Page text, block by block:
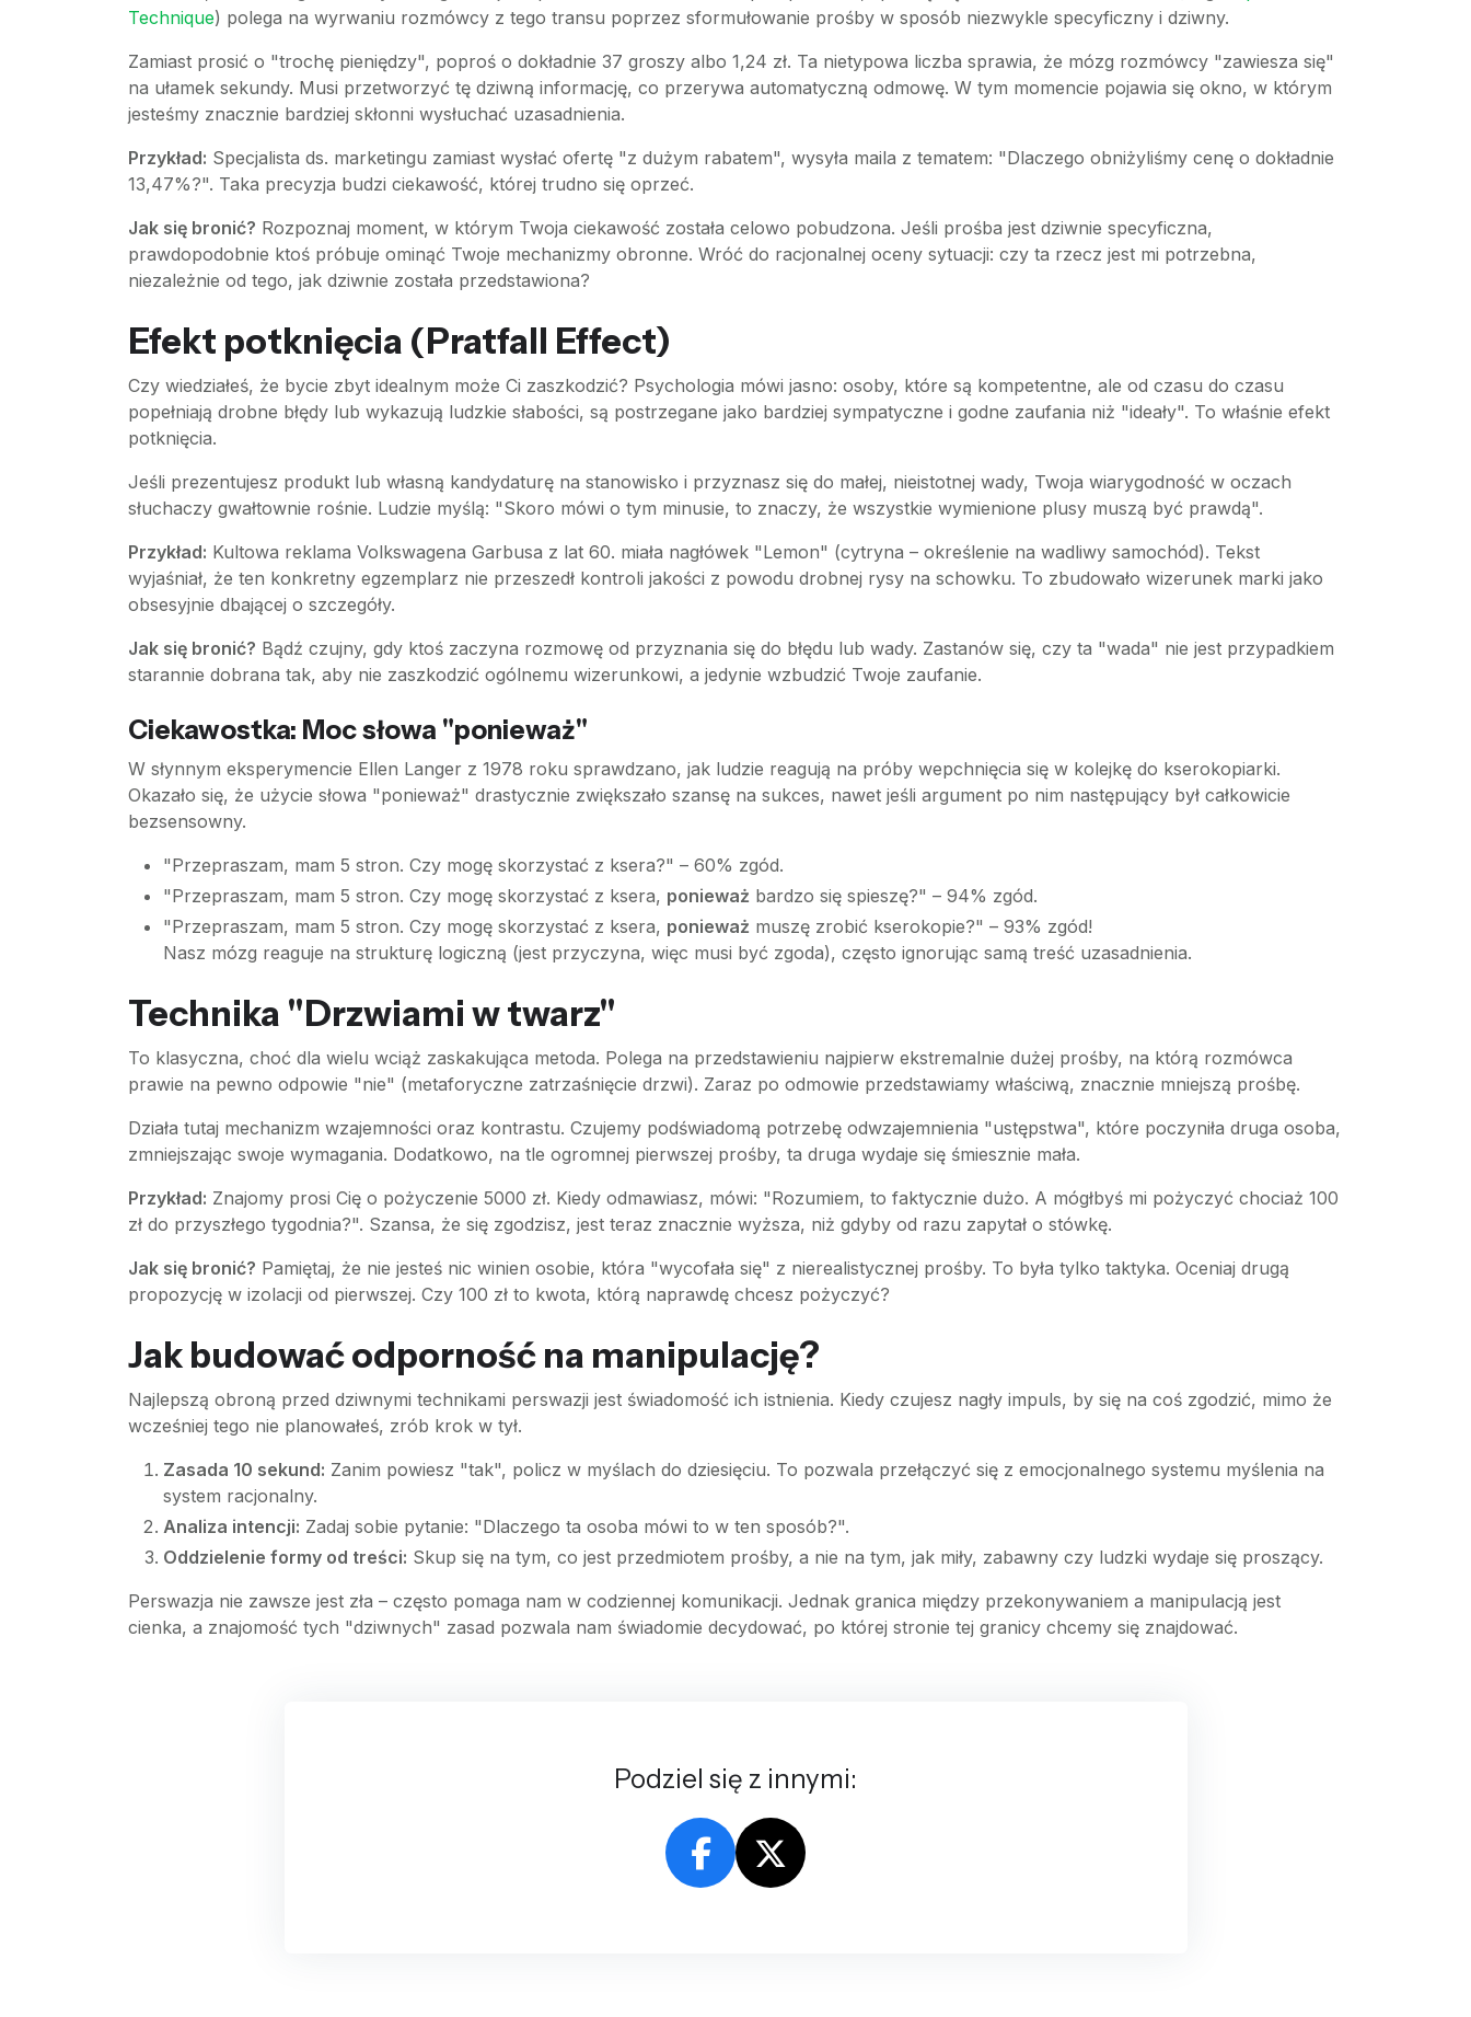
Technique) polega na wyrwaniu rozmówcy z tego transu poprzez sformułowanie prośby w sposób niezwykle specyficzny i dziwny.
Zamiast prosić o "trochę pieniędzy", poproś o dokładnie 37 groszy albo 1,24 zł. Ta nietypowa liczba sprawia, że mózg rozmówcy "zawiesza się"
na ułamek sekundy. Musi przetworzyć tę dziwną informację, co przerywa automatyczną odmowę. W tym momencie pojawia się okno, w którym
jesteśmy znacznie bardziej skłonni wysłuchać uzasadnienia.
Przykład: Specjalista ds. marketingu zamiast wysłać ofertę "z dużym rabatem", wysyła maila z tematem: "Dlaczego obniżyliśmy cenę o dokładnie
13,47%?". Taka precyzja budzi ciekawość, której trudno się oprzeć.
Jak się bronić? Rozpoznaj moment, w którym Twoja ciekawość została celowo pobudzona. Jeśli prośba jest dziwnie specyficzna,
prawdopodobnie ktoś próbuje ominąć Twoje mechanizmy obronne. Wróć do racjonalnej oceny sytuacji: czy ta rzecz jest mi potrzebna,
niezależnie od tego, jak dziwnie została przedstawiona?
Efekt potknięcia (Pratfall Effect)
Czy wiedziałeś, że bycie zbyt idealnym może Ci zaszkodzić? Psychologia mówi jasno: osoby, które są kompetentne, ale od czasu do czasu
popełniają drobne błędy lub wykazują ludzkie słabości, są postrzegane jako bardziej sympatyczne i godne zaufania niż "ideały". To właśnie efekt
potknięcia.
Jeśli prezentujesz produkt lub własną kandydaturę na stanowisko i przyznasz się do małej, nieistotnej wady, Twoja wiarygodność w oczach
słuchaczy gwałtownie rośnie. Ludzie myślą: "Skoro mówi o tym minusie, to znaczy, że wszystkie wymienione plusy muszą być prawdą".
Przykład: Kultowa reklama Volkswagena Garbusa z lat 60. miała nagłówek "Lemon" (cytryna – określenie na wadliwy samochód). Tekst
wyjaśniał, że ten konkretny egzemplarz nie przeszedł kontroli jakości z powodu drobnej rysy na schowku. To zbudowało wizerunek marki jako
obsesyjnie dbającej o szczegóły.
Jak się bronić? Bądź czujny, gdy ktoś zaczyna rozmowę od przyznania się do błędu lub wady. Zastanów się, czy ta "wada" nie jest przypadkiem
starannie dobrana tak, aby nie zaszkodzić ogólnemu wizerunkowi, a jedynie wzbudzić Twoje zaufanie.
Ciekawostka: Moc słowa "ponieważ"
W słynnym eksperymencie Ellen Langer z 1978 roku sprawdzano, jak ludzie reagują na próby wepchnięcia się w kolejkę do kserokopiarki.
Okazało się, że użycie słowa "ponieważ" drastycznie zwiększało szansę na sukces, nawet jeśli argument po nim następujący był całkowicie
bezsensowny.
"Przepraszam, mam 5 stron. Czy mogę skorzystać z ksera?" – 60% zgód.
"Przepraszam, mam 5 stron. Czy mogę skorzystać z ksera, ponieważ bardzo się spieszę?" – 94% zgód.
"Przepraszam, mam 5 stron. Czy mogę skorzystać z ksera, ponieważ muszę zrobić kserokopie?" – 93% zgód!
Nasz mózg reaguje na strukturę logiczną (jest przyczyna, więc musi być zgoda), często ignorując samą treść uzasadnienia.
Technika "Drzwiami w twarz"
To klasyczna, choć dla wielu wciąż zaskakująca metoda. Polega na przedstawieniu najpierw ekstremalnie dużej prośby, na którą rozmówca
prawie na pewno odpowie "nie" (metaforyczne zatrzaśnięcie drzwi). Zaraz po odmowie przedstawiamy właściwą, znacznie mniejszą prośbę.
Działa tutaj mechanizm wzajemności oraz kontrastu. Czujemy podświadomą potrzebę odwzajemnienia "ustępstwa", które poczyniła druga osoba,
zmniejszając swoje wymagania. Dodatkowo, na tle ogromnej pierwszej prośby, ta druga wydaje się śmiesznie mała.
Przykład: Znajomy prosi Cię o pożyczenie 5000 zł. Kiedy odmawiasz, mówi: "Rozumiem, to faktycznie dużo. A mógłbyś mi pożyczyć chociaż 100
zł do przyszłego tygodnia?". Szansa, że się zgodzisz, jest teraz znacznie wyższa, niż gdyby od razu zapytał o stówkę.
Jak się bronić? Pamiętaj, że nie jesteś nic winien osobie, która "wycofała się" z nierealistycznej prośby. To była tylko taktyka. Oceniaj drugą
propozycję w izolacji od pierwszej. Czy 100 zł to kwota, którą naprawdę chcesz pożyczyć?
Jak budować odporność na manipulację?
Najlepszą obroną przed dziwnymi technikami perswazji jest świadomość ich istnienia. Kiedy czujesz nagły impuls, by się na coś zgodzić, mimo że
wcześniej tego nie planowałeś, zrób krok w tył.
Zasada 10 sekund: Zanim powiesz "tak", policz w myślach do dziesięciu. To pozwala przełączyć się z emocjonalnego systemu myślenia na
system racjonalny.
Analiza intencji: Zadaj sobie pytanie: "Dlaczego ta osoba mówi to w ten sposób?".
Oddzielenie formy od treści: Skup się na tym, co jest przedmiotem prośby, a nie na tym, jak miły, zabawny czy ludzki wydaje się proszący.
Perswazja nie zawsze jest zła – często pomaga nam w codziennej komunikacji. Jednak granica między przekonywaniem a manipulacją jest
cienka, a znajomość tych "dziwnych" zasad pozwala nam świadomie decydować, po której stronie tej granicy chcemy się znajdować.
Podziel się z innymi: